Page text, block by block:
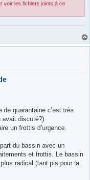
voir les fichiers joints à ce
quarantaine c’est très
avait discuté?)
un frottis d’urgence.
du bassin avec un
et frottis. Le bassin
radical (tant pis pour la